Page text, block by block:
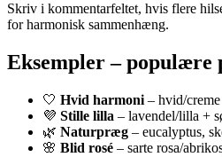
Skriv i kommentarfeltet, hvis flere
for harmonisk sammenhæng.
Eksempler –
🤍 Hvid harmoni – hvid/
💜 Stille lilla – lavendel/lilla +
🌿 Naturpræg – eucalyptus,
🌸 Blid rosé – sarte rosa/